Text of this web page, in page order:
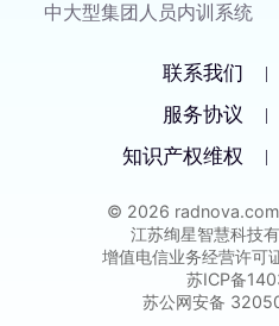
中大型集团人员内训系统
联系我们 |
服务协议
|
知识产权维权
|
© 2026
江苏绚星智慧科技
增值电信业务经营许
苏ICP备
苏公网安备